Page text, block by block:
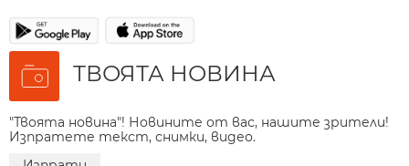
ТВОЯТА НОВИНА
"Твоята новина"! Новините от вас, нашите зрители!
Изпратете текст, снимки, видео.